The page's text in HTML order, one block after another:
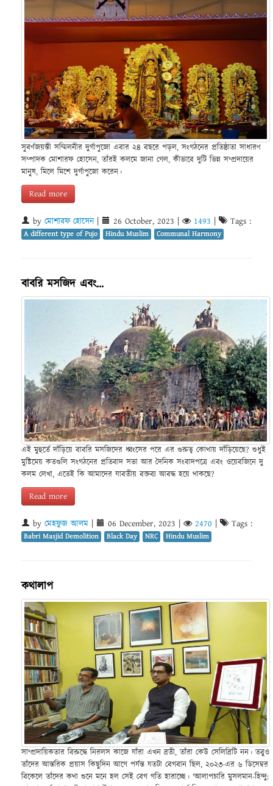
সুবর্ণজয়ন্তী সম্মিলনীর দুর্গাপুজো এবার ২৪ বছরে পড়ল, সংগঠনের প্রতিষ্ঠাতা সাধারণ
সম্পাদক মোশারফ হোসেন, তাঁরই কলমে জানা গেল, কীভাবে দুটি ভিন্ন সম্প্রদায়ের
মানুষ, মিলে মিশে দুর্গাপুজো করেন।
Read more
by মোশারফ হোসেন| 26 October, 2023 | 1493 | Tags :
A different type of Pujo Hindu Muslim Communal Harmony
বাবরি মসজিদ এবং…
এই মুহুর্তে দাঁড়িয়ে বাবরি মসজিদের ধ্বংসের পরে এর গুরুত্ব কোথায় দাঁড়িয়েছে? শুধুই
মুষ্টিমেয় কতগুলি সংগঠনের প্রতিবাদ সভা আর দৈনিক সংবাদপত্রে এবং ওয়েবজিনে দু
কলম লেখা, এতেই কি আমাদের যাবতীয় বক্তব্য আবদ্ধ হয়ে থাকছে?
Read more
by মেহফুজ আলম | 06 December, 2023 | 2470 | Tags :
Babri Masjid Demolition Black Day NRC Hindu Muslim
কথালাপ
সাম্প্রদায়িকতার বিরুদ্ধে নিরলস কাজে যাঁরা এখন ব্রতী, তাঁরা কেউ সেলিব্রিটি নন। তবুও
তাঁদের আন্তরিক প্রয়াস কিছুদিন আগে পর্যন্ত যতটা বেগবান ছিল, ২০২৩-এর ৬ ডিসেম্বর
বিকেলে তাঁদের কথা শুনে মনে হল সেই বেগ গতি হারাচ্ছে। 'আলাপচারি মুসলমান-হিন্দু: